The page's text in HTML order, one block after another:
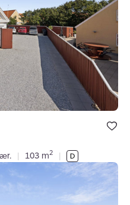
Bolig er
under dine
| 103 m2 |